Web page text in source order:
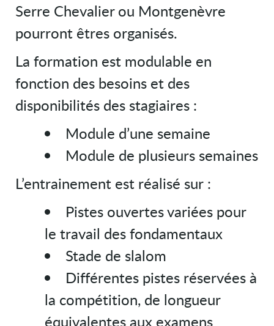
Serre Chevalier ou Montgenèvre
pourront êtres organisés.
La formation est modulable en
fonction des besoins et des
disponibilités des stagiaires :
Module d’une semaine
Module de plusieurs semaines
L’entrainement est réalisé sur :
Pistes ouvertes variées pour
le travail des fondamentaux
Stade de slalom
Différentes pistes réservées à
la compétition, de longueur
équivalentes aux examens